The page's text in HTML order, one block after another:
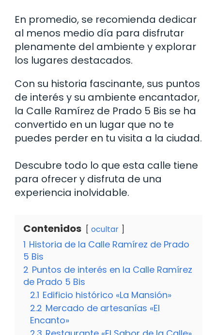
En promedio, se recomienda dedicar
al menos medio día para disfrutar
plenamente del ambiente y explorar
los lugares destacados.
Con su historia fascinante, sus puntos
de interés y su ambiente encantador,
la Calle Ramírez de Prado 5 Bis se ha
convertido en un lugar que no te
puedes perder en tu visita a la ciudad.
Descubre todo lo que esta calle tiene
para ofrecer y disfruta de una
experiencia inolvidable.
Contenidos ocultar
1 Historia de la Calle Ramírez de Prado
5 Bis
2 Puntos de interés en la Calle Ramírez
de Prado 5 Bis
2.1 Edificio histórico «La Mansión»
2.2 Mercado de artesanías «El
Encanto»